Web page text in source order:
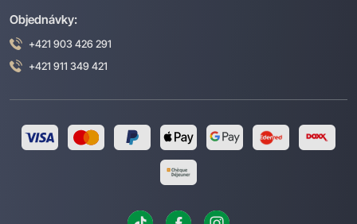
Objednávky:
+421 903 426 291
+421 911 349 421